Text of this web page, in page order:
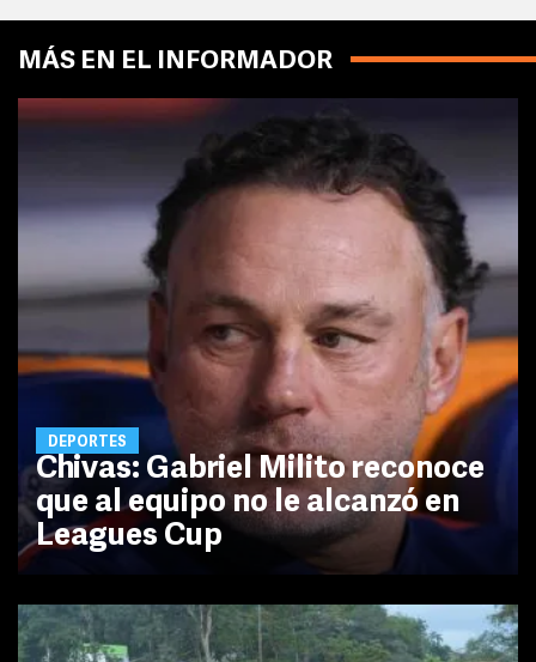
MÁS EN EL INFORMADOR
DEPORTES
Chivas: Gabriel Milito reconoce
que al equipo no le alcanzó en
Leagues Cup